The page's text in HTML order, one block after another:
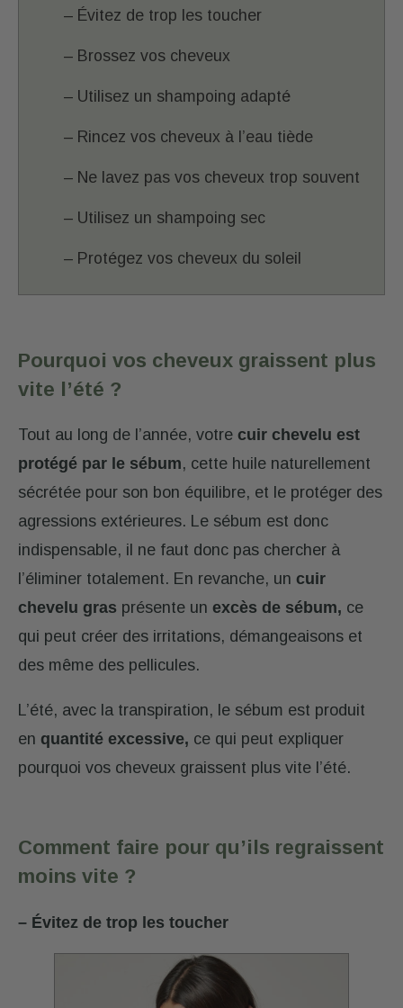
– Évitez de trop les toucher
– Brossez vos cheveux
– Utilisez un shampoing adapté
– Rincez vos cheveux à l’eau tiède
– Ne lavez pas vos cheveux trop souvent
– Utilisez un shampoing sec
– Protégez vos cheveux du soleil
Pourquoi vos cheveux graissent plus
vite l’été ?
Tout au long de l’année, votre cuir chevelu est
protégé par le sébum, cette huile naturellement
sécrétée pour son bon équilibre, et le protéger des
agressions extérieures. Le sébum est donc
indispensable, il ne faut donc pas chercher à
l’éliminer totalement. En revanche, un cuir
chevelu gras présente un excès de sébum, ce
qui peut créer des irritations, démangeaisons et
des même des pellicules.
L’été, avec la transpiration, le sébum est produit
en quantité excessive, ce qui peut expliquer
pourquoi vos cheveux graissent plus vite l’été.
Comment faire pour qu’ils regraissent
moins vite ?
– Évitez de trop les toucher